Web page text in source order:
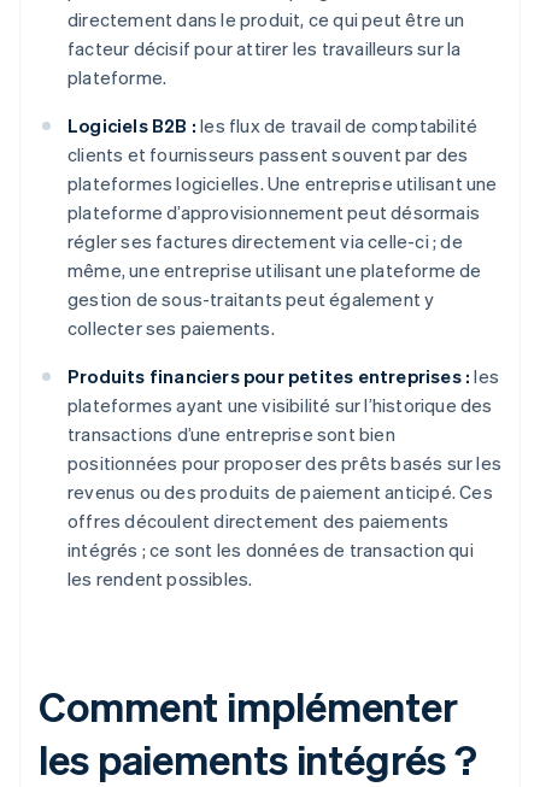
directement dans le produit, ce qui peut être un
facteur décisif pour attirer les travailleurs sur la
plateforme.
Logiciels B2B : les flux de travail de comptabilité
clients et fournisseurs passent souvent par des
plateformes logicielles. Une entreprise utilisant une
plateforme d’approvisionnement peut désormais
régler ses factures directement via celle-ci ; de
même, une entreprise utilisant une plateforme de
gestion de sous-traitants peut également y
collecter ses paiements.
Produits financiers pour petites entreprises : les
plateformes ayant une visibilité sur l’historique des
transactions d’une entreprise sont bien
positionnées pour proposer des prêts basés sur les
revenus ou des produits de paiement anticipé. Ces
offres découlent directement des paiements
intégrés ; ce sont les données de transaction qui
les rendent possibles.
Comment implémenter
les paiements intégrés ?